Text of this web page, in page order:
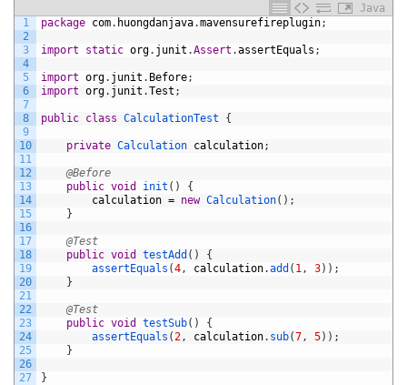
Java
1
2
3
4
5
6
7
8
9
10
11
12
13
14
15
16
17
18
19
20
21
22
23
24
25
26
27
package com. huongdanjava.mavensurefireplugin;
import static org. junit .Assert .assertEquals ;
import org. junit . Before;
import org. junit .Test ;
public class CalculationTest {
private Calculation calculation;
@Before
public void init ( )
{
calculation = new Calculation( ) ;
}
@Test
public void testAdd ( )
{
assertEquals (4 , calculation.add ( 1 , 3) ) ;
}
@Test
public void testSub( )
{
assertEquals ( 2 , calculation. sub(7 , 5) ) ;
}
}